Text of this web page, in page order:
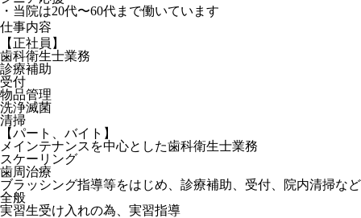
・当院は20代〜60代まで働いています
仕事内容
【正社員】
歯科衛生士業務
診療補助
受付
物品管理
洗浄滅菌
清掃
【パート、バイト】
メインテナンスを中心とした歯科衛生士業務
スケーリング
歯周治療
ブラッシング指導等をはじめ、診療補助、受付、院内清掃など
全般
実習生受け入れの為、実習指導